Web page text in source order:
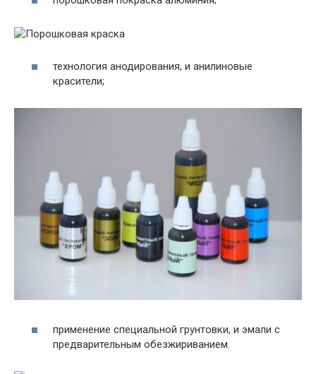
технология анодирования, и анилиновые
красители;
применение специальной грунтовки, и эмали с
предварительным обезжириванием.